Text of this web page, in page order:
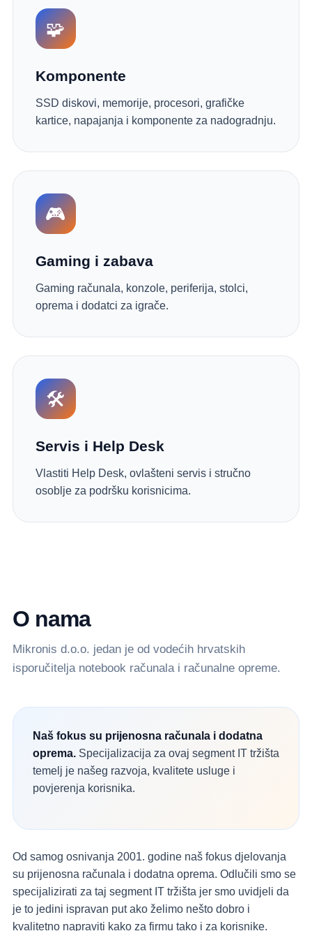
🧩
Komponente
SSD diskovi, memorije, procesori, grafičke
kartice, napajanja i komponente za nadogradnju.
🎮
Gaming i zabava
Gaming računala, konzole, periferija, stolci,
oprema i dodatci za igrače.
🛠️
Servis i Help Desk
Vlastiti Help Desk, ovlašteni servis i stručno
osoblje za podršku korisnicima.
O nama
Mikronis d.o.o. jedan je od vodećih hrvatskih
isporučitelja notebook računala i računalne opreme.
Naš fokus su prijenosna računala i dodatna
oprema.Specijalizacija za ovaj segment IT tržišta
temelj je našeg razvoja, kvalitete usluge i
povjerenja korisnika.
Od samog osnivanja 2001. godine naš fokus djelovanja
su prijenosna računala i dodatna oprema. Odlučili smo se
specijalizirati za taj segment IT tržišta jer smo uvidjeli da
je to jedini ispravan put ako želimo nešto dobro i
kvalitetno napraviti kako za firmu tako i za korisnike.